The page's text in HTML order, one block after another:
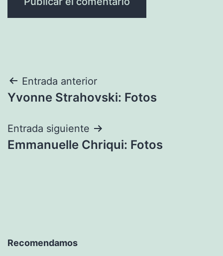
Navegación
de
entradas
Entrada anterior
Yvonne Strahovski: Fotos
Entrada siguiente
Emmanuelle Chriqui: Fotos
Recomendamos